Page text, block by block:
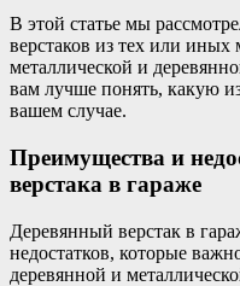
В этой статье мы
верстаков из тех или
металлической и
вам лучше понять, какую
вашем случае.
Преимущества и
верстака в гараже
Деревянный верстак в
недостатков, которые
деревянной и